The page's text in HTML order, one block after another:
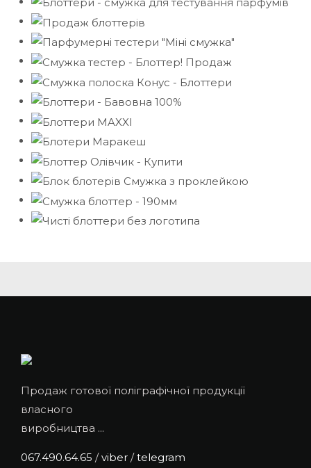
Продаж готової поліграфічної продукції
власного
виробництва ...
067.490.64.65 /viber /telegram